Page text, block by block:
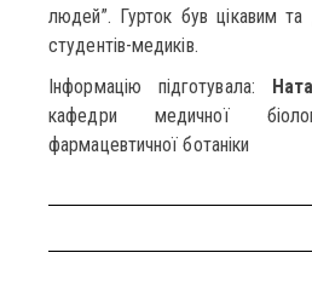
людей”. Гурток був цікавим
студентів-медиків.
Інформацію підготувала:
кафедри медичної
фармацевтичної ботаніки